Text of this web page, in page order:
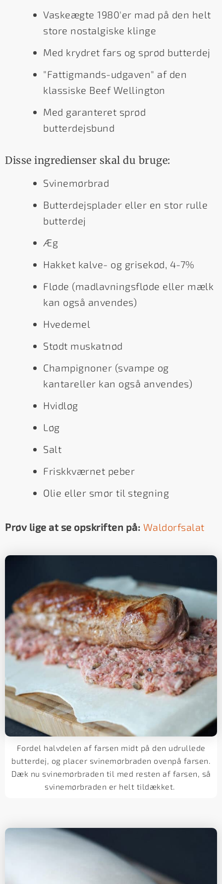
Vaskeægte 1980'er mad på den helt
store nostalgiske klinge
Med krydret fars og sprød butterdej
"Fattigmands-udgaven" af den
klassiske Beef Wellington
Med garanteret sprød
butterdejsbund
Disse ingredienser skal du bruge:
Svinemørbrad
Butterdejsplader eller en stor rulle
butterdej
Æg
Hakket kalve- og grisekød, 4-7%
Fløde (madlavningsfløde eller mælk
kan også anvendes)
Hvedemel
Stødt muskatnød
Champignoner (svampe og
kantareller kan også anvendes)
Hvidløg
Løg
Salt
Friskkværnet peber
Olie eller smør til stegning
Prøv lige at se opskriften på: Waldorfsalat
Fordel halvdelen af farsen midt på den udrullede
butterdej, og placer svinemørbraden ovenpå farsen.
Dæk nu svinemørbraden til med resten af farsen, så
svinemørbraden er helt tildækket.